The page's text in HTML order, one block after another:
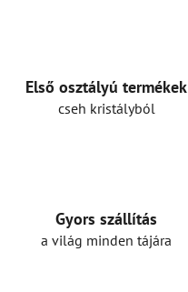
Első osztályú termékek
cseh kristályból
Gyors szállítás
a világ minden tájára